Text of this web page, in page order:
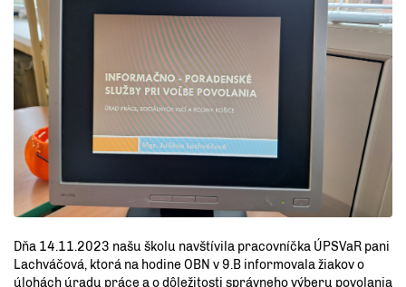
Dňa 14.11.2023 našu školu navštívila pracovníčka ÚPSVaR pani
Lachváčová, ktorá na hodine OBN v 9.B informovala žiakov o
úlohách úradu práce a o dôležitosti správneho výberu povolania